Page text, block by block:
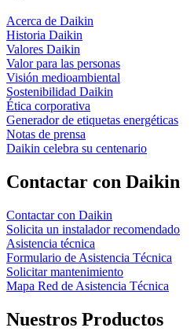
Acerca de Daikin
Historia Daikin
Valores Daikin
Valor para las personas
Visión medioambiental
Sostenibilidad Daikin
Ética corporativa
Generador de etiquetas energéticas
Notas de prensa
Daikin celebra su centenario
Contactar con Daikin
Contactar con Daikin
Solicita un instalador recomendado
Asistencia técnica
Formulario de Asistencia Técnica
Solicitar mantenimiento
Mapa Red de Asistencia Técnica
Nuestros Productos